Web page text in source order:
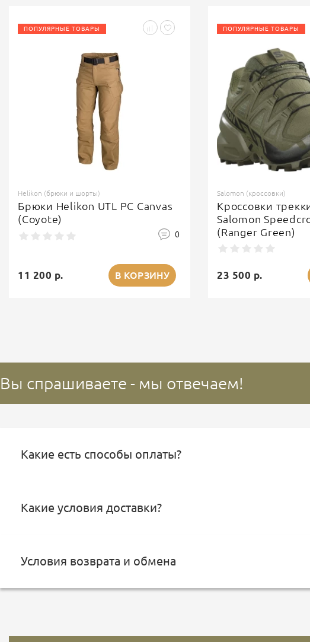
ПОПУЛЯРНЫЕ ТОВАРЫ
Helikon (брюки и шорты)
Брюки Helikon UTL PC Canvas
(Coyote)
0
11 200 р. В КОРЗИНУ
ПОПУЛЯРНЫЕ ТОВАРЫ
Salomon (кроссовки)
Кроссовки
Salomon
(Ranger Green)
23 500 р.
Вы спрашиваете - мы отвечаем!
Какие есть способы оплаты?
Какие условия доставки?
Условия возврата и обмена